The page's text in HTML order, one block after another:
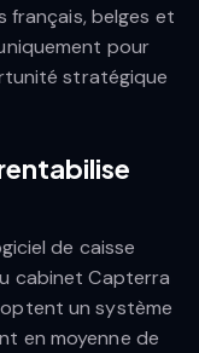
belges et
pour
stratégique
de caisse
cabinet Capterra
un système
en moyenne de